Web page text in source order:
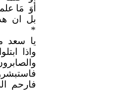
أوَ مَا
بل ان
*
يا سعد
واذا
فارحم